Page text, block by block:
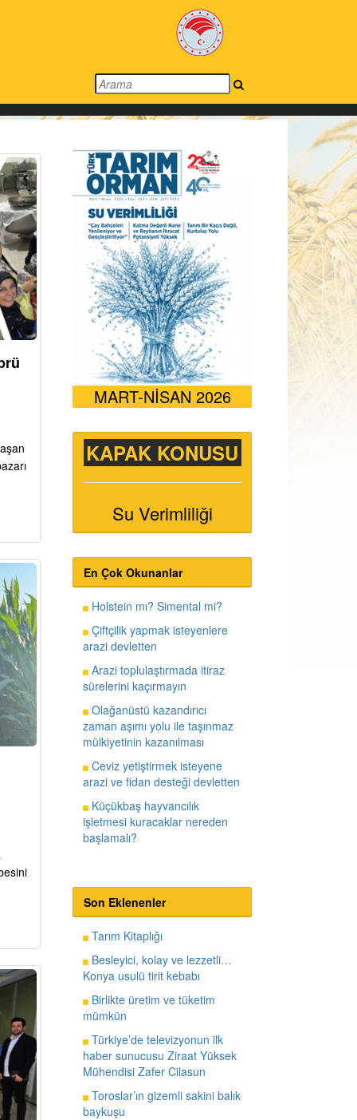
MART-NİSAN 2026
KAPAK KONUSU
Su Verimliliği
En Çok Okunanlar
Holstein mı? Simental mi?
Çiftçilik yapmak isteyenlere
arazi devletten
Arazi toplulaştırmada itiraz
sürelerini kaçırmayın
Olağanüstü kazandırıcı
zaman aşımı yolu ile taşınmaz
mülkiyetinin kazanılması
Ceviz yetiştirmek isteyene
arazi ve fidan desteği devletten
Küçükbaş hayvancılık
işletmesi kuracaklar nereden
başlamalı?
Son Eklenenler
Tarım Kitaplığı
Besleyici, kolay ve lezzetli…
Konya usulü tirit kebabı
Birlikte üretim ve tüketim
mümkün
Türkiye’de televizyonun ilk
haber sunucusu Ziraat Yüksek
Mühendisi Zafer Cilasun
Toroslar’ın gizemli sakini balık
baykuşu